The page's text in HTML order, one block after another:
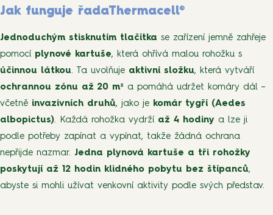
Jak funguje řadaThermacell®
Jednoduchým stisknutím tlačítka se zařízení jemně zahřeje
pomocí plynové kartuše, která ohřívá malou rohožku s
účinnou látkou. Ta uvolňuje aktivní složku, která vytváří
ochrannou zónu až 20 m² a pomáhá udržet komáry dál –
včetně invazivních druhů, jako je komár tygří (Aedes
albopictus). Každá rohožka vydrží až 4 hodiny a lze ji
podle potřeby zapínat a vypínat, takže žádná ochrana
nepřijde nazmar. Jedna plynová kartuše a tři rohožky
poskytují až 12 hodin klidného pobytu bez štípanců,
abyste si mohli užívat venkovní aktivity podle svých představ.